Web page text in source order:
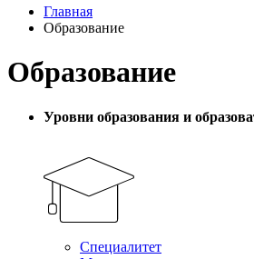
Главная
Образование
Образование
Уровни образования и
Специалитет